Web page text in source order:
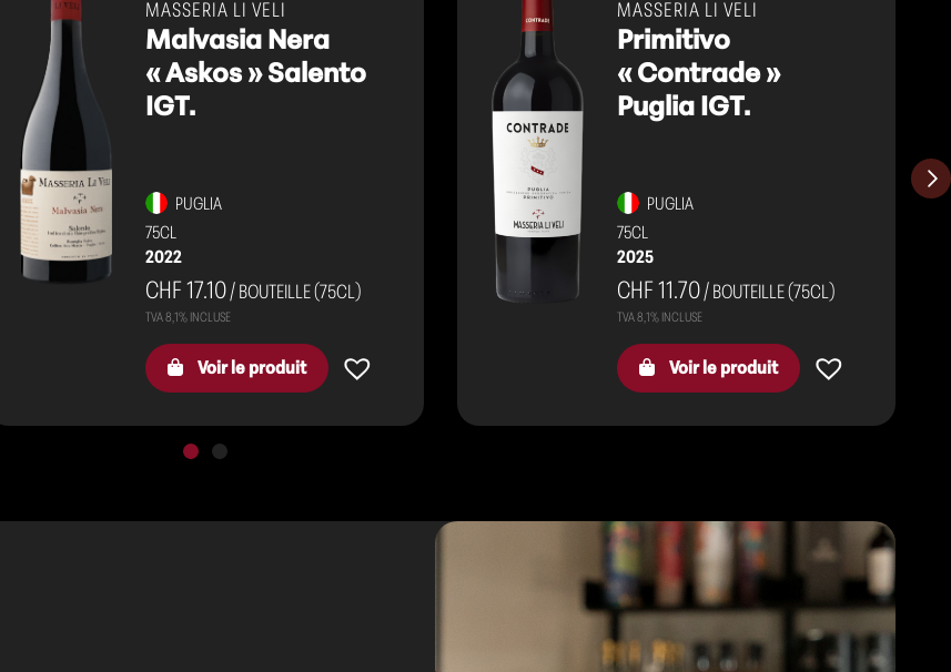
MASSERIA LI VELI
Malvasia Nera
« Askos » Salento
IGT.
PUGLIA
75CL
2022
CHF 17.10/ BOUTEILLE (75CL)
Voir le produit
MASSERIA LI VELI
Primitivo
« Contrade »
Puglia IGT.
PUGLIA
75CL
2025
CHF 11.70/ BOUTEILLE (75CL)
Voir le produit